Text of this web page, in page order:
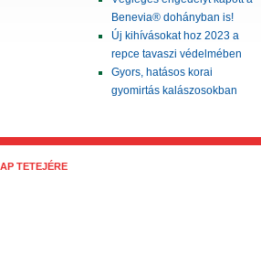
Benevia® dohányban is!
Új kihívásokat hoz 2023 a
repce tavaszi védelmében
Gyors, hatásos korai
gyomirtás kalászosokban
TETEJÉRE